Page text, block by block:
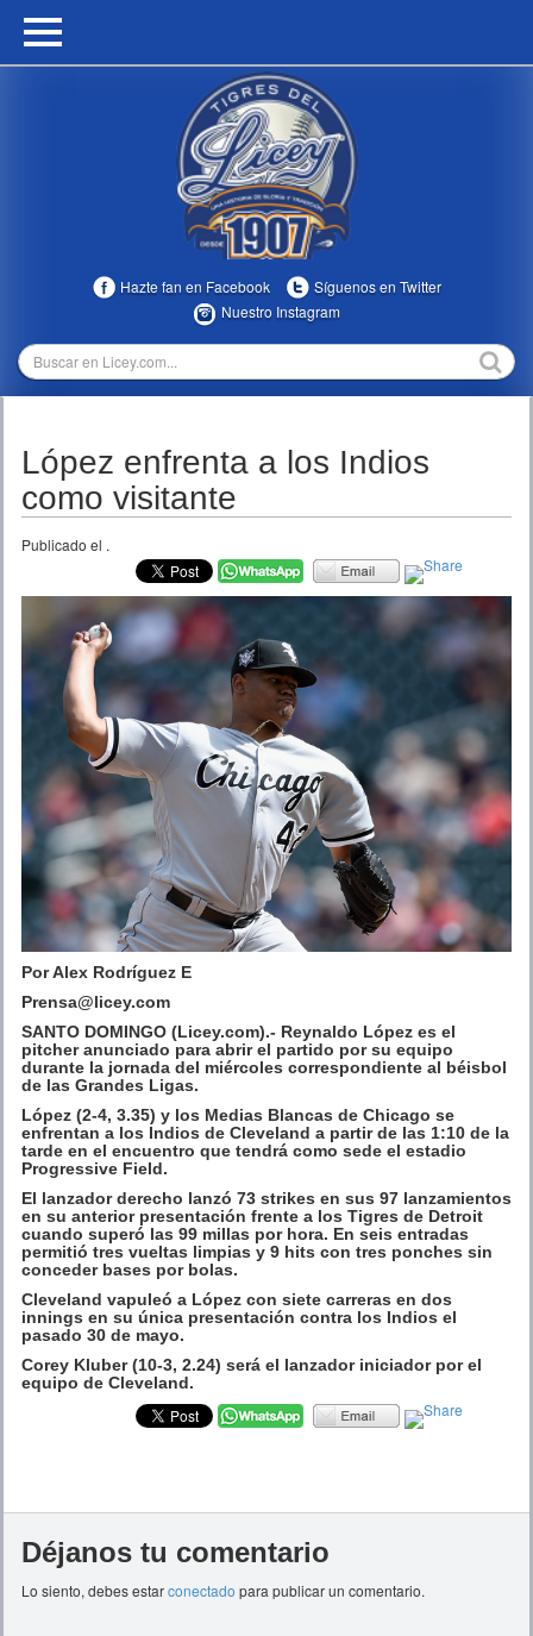
HOME
MULTIMEDIA
TEMPORADAS
Hazte fan en Facebook
Síguenos en Twitter
Nuestro Instagram
López enfrenta a los Indios
como visitante
Publicado el .
Por Alex Rodríguez E
Prensa@licey.com
SANTO DOMINGO (Licey.com).- Reynaldo López es el
pitcher anunciado para abrir el partido por su equipo
durante la jornada del miércoles correspondiente al béisbol
de las Grandes Ligas.
López (2-4, 3.35) y los Medias Blancas de Chicago se
enfrentan a los Indios de Cleveland a partir de las 1:10 de la
tarde en el encuentro que tendrá como sede el estadio
Progressive Field.
El lanzador derecho lanzó 73 strikes en sus 97 lanzamientos
en su anterior presentación frente a los Tigres de Detroit
cuando superó las 99 millas por hora. En seis entradas
permitió tres vueltas limpias y 9 hits con tres ponches sin
conceder bases por bolas.
Cleveland vapuleó a López con siete carreras en dos
innings en su única presentación contra los Indios el
pasado 30 de mayo.
Corey Kluber (10-3, 2.24) será el lanzador iniciador por el
equipo de Cleveland.
Déjanos tu comentario
Lo siento, debes estarconectado para publicar un comentario.